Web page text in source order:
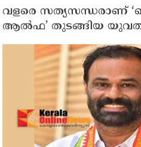
വളരെ സത്യസന്ധരാണ്
ആൽഫ’ തുടങ്ങിയ
ഭാഗവത്